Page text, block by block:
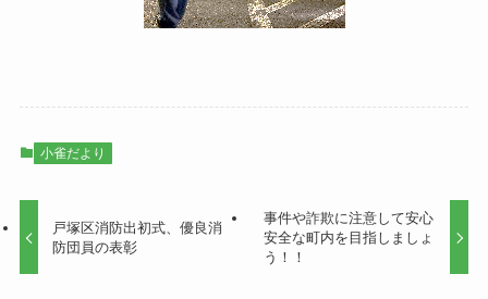
小雀だより
戸塚区消防出初式、優良消
防団員の表彰
事件や詐欺に注意して安心
安全な町内を目指しましょ
う！！